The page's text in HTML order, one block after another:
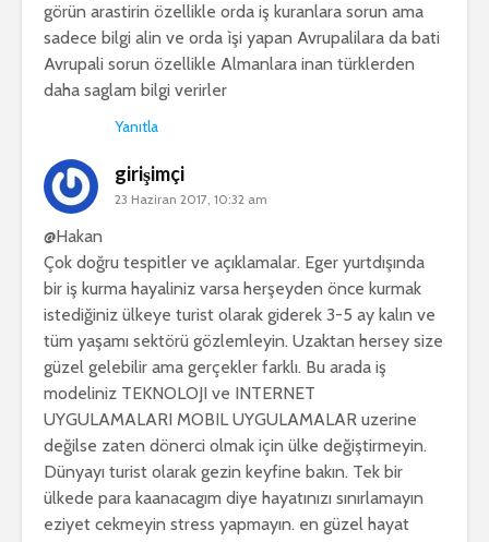
görün arastirin özellikle orda iş kuranlara sorun ama
sadece bilgi alin ve orda ìşi yapan Avrupalilara da bati
Avrupali sorun özellikle Almanlara inan türklerden
daha saglam bilgi verirler
Yanıtla
girişimçi
23 Haziran 2017, 10:32 am
@Hakan
Çok doğru tespitler ve açıklamalar. Eger yurtdışında
bir iş kurma hayaliniz varsa herşeyden önce kurmak
istediğiniz ülkeye turist olarak giderek 3-5 ay kalın ve
tüm yaşamı sektörü gözlemleyin. Uzaktan hersey size
güzel gelebilir ama gerçekler farklı. Bu arada iş
modeliniz TEKNOLOJI ve INTERNET
UYGULAMALARI MOBIL UYGULAMALAR uzerine
değilse zaten dönerci olmak için ülke değiştirmeyin.
Dünyayı turist olarak gezin keyfine bakın. Tek bir
ülkede para kaanacagım diye hayatınızı sınırlamayın
eziyet cekmeyin stress yapmayın. en güzel hayat